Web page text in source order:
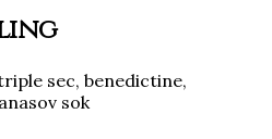
sec, benedictine,
sok